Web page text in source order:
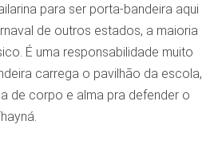
para ser porta-bandeira aqui
de outros estados, a maioria
É uma responsabilidade muito
carrega o pavilhão da escola,
de corpo e alma pra defender o